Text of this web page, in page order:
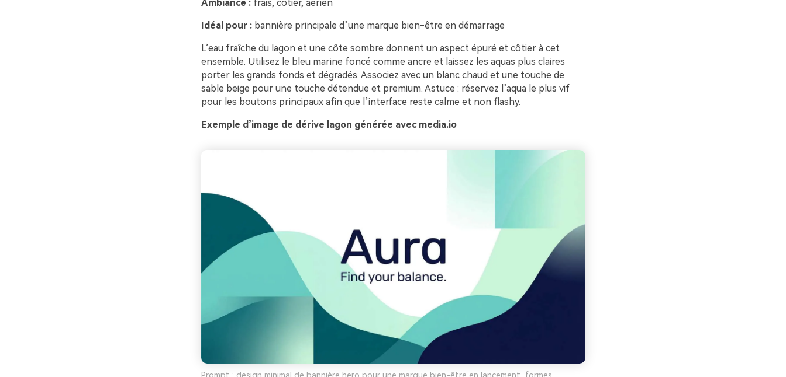
Ambiance :frais, côtier, aérien
Idéal pour :bannière principale d’une marque bien-être en démarrage
L’eau fraîche du lagon et une côte sombre donnent un aspect épuré et côtier à cet
ensemble. Utilisez le bleu marine foncé comme ancre et laissez les aquas plus claires
porter les grands fonds et dégradés. Associez avec un blanc chaud et une touche de
sable beige pour une touche détendue et premium. Astuce : réservez l’aqua le plus vif
pour les boutons principaux afin que l’interface reste calme et non flashy.
Exemple d’image de dérive lagon générée avec media.io